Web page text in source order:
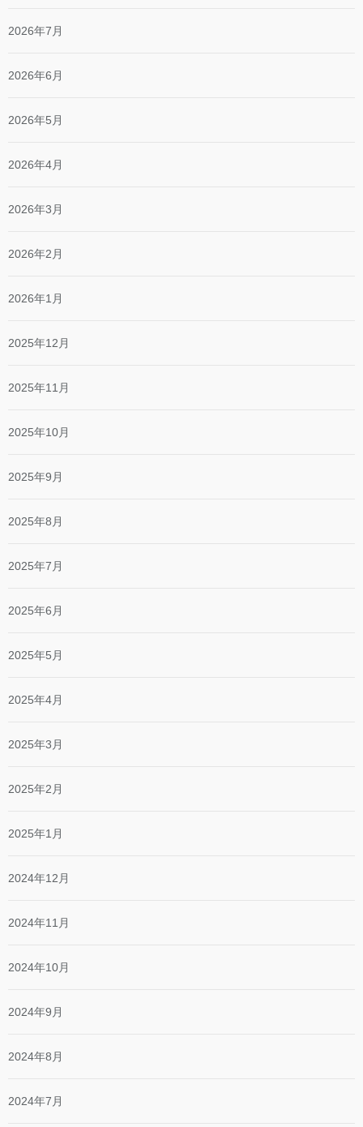
2026年7月
2026年6月
2026年5月
2026年4月
2026年3月
2026年2月
2026年1月
2025年12月
2025年11月
2025年10月
2025年9月
2025年8月
2025年7月
2025年6月
2025年5月
2025年4月
2025年3月
2025年2月
2025年1月
2024年12月
2024年11月
2024年10月
2024年9月
2024年8月
2024年7月